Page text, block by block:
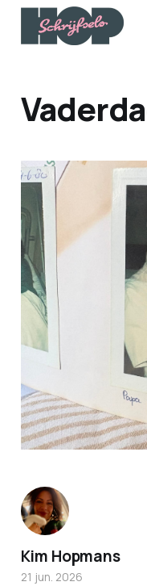
Kim Hopmans
21 jun. 2026